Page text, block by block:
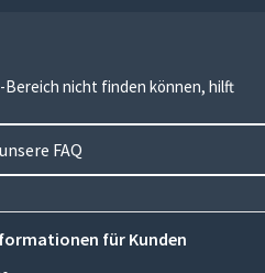
Bereich nicht finden können, hilft
FAQ
für Kunden